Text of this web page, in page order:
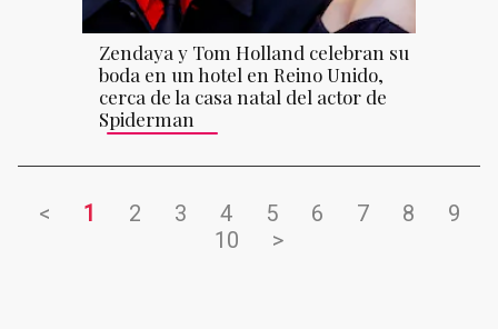
Zendaya y Tom Holland celebran su
boda en un hotel en Reino Unido,
cerca de la casa natal del actor de
Spiderman
< 1 2 3 4 5 6 7 8
9
10
>